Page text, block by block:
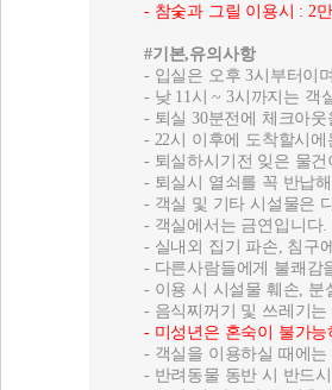
- 참숯과 그릴 이용시 : 2
#기본,유의사항
- 입실은 오후 3시부터이
- 낮 11시 ~ 3시까지는 객
- 퇴실 30분전에 체크아
- 22시 이후에 도착할시
- 퇴실하시기전 잊은 물
- 퇴실시 열쇠를 꼭 반납
- 객실 및 기타 시설물은
- 객실에서는 금연입니다.
- 실내외 집기 파손, 침구
- 다른사람들에게 불쾌감
- 이용 시 시설물 훼손, 분
- 음식찌꺼기 및 쓰레기
- 미성년은 혼숙이 불가
- 객실을 이용하실 때에
- 반려동물 동반 시 반드